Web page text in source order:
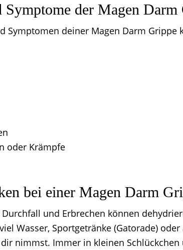
Symptome der Magen Darm
Symptomen deiner Magen Darm Grippe
oder Krämpfe
bei einer Magen Darm
Durchfall und Erbrechen können
Wasser, Sportgetränke (Gatorade)
nimmst. Immer in kleinen Schlückchen